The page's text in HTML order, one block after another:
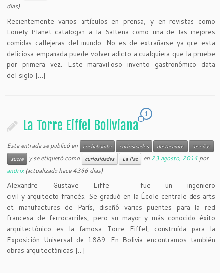
dias)
Recientemente varios artículos en prensa, y en revistas como
Lonely Planet catalogan a la Salteña como una de las mejores
comidas callejeras del mundo. No es de extrañarse ya que esta
deliciosa empanada puede volver adicto a cualquiera que la pruebe
por primera vez. Este maravilloso invento gastronómico data
del siglo […]
La Torre Eiffel Boliviana
1
Esta entrada se publicó en cochabamba curiosidades destacamos
reseñas
sucre
y se etiquetó como curiosidades La Paz en 23 agosto, 2014 por
andrix(actualizado hace 4366 dias)
Alexandre Gustave Eiffel fue un ingeniero
civil y arquitecto francés. Se graduó en la École centrale des arts
et manufactures de París, diseñó varios puentes para la red
francesa de ferrocarriles, pero su mayor y más conocido éxito
arquitectónico es la famosa Torre Eiffel, construída para la
Exposición Universal de 1889. En Bolivia encontramos también
obras arquitectónicas […]